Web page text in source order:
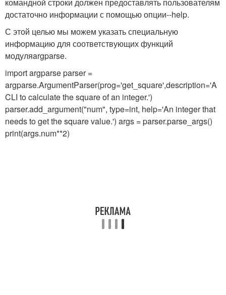
достаточно информации с помощью опции--help.
С этой целью мы можем указать специальную
информацию для соответствующих функций
модуляargparse.
import argparse parser =
argparse.ArgumentParser(prog='get_square',description='A
CLI to calculate the square of an integer.')
parser.add_argument("num", type=int, help='An integer that
needs to get the square value.') args = parser.parse_args()
print(args.num**2)